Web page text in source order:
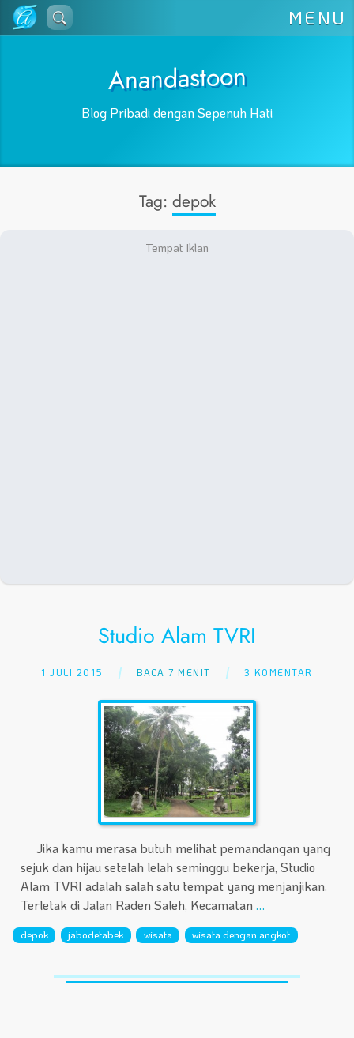
MENU
Lewati
Anandastoon
Blog Pribadi dengan Sepenuh Hati
Tag: depok
Studio Alam TVRI
1 JULI 2015 BACA 7 MENIT 3 KOMENTAR
Jika kamu merasa butuh melihat pemandangan yang
sejuk dan hijau setelah lelah seminggu bekerja, Studio
Alam TVRI adalah salah satu tempat yang menjanjikan.
Terletak di Jalan Raden Saleh, Kecamatan …
depok jabodetabek wisata wisata dengan angkot